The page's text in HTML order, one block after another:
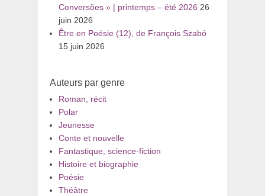
Conversões » | printemps – été 2026 26
juin 2026
Être en Poésie (12), de François Szabó
15 juin 2026
Auteurs par genre
Roman, récit
Polar
Jeunesse
Conte et nouvelle
Fantastique, science-fiction
Histoire et biographie
Poésie
Théâtre